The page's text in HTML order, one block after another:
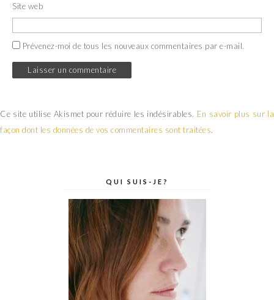
Site web
Prévenez-moi de tous les nouveaux commentaires par e-mail.
Ce site utilise Akismet pour réduire les indésirables. En savoir plus sur la
façon dont les données de vos commentaires sont traitées.
QUI SUIS-JE?